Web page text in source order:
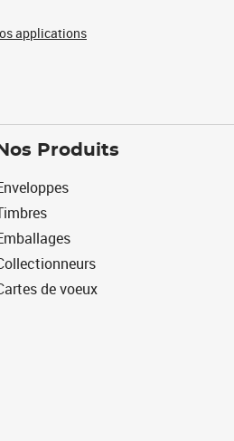
applications
Nos Produits
de voeux